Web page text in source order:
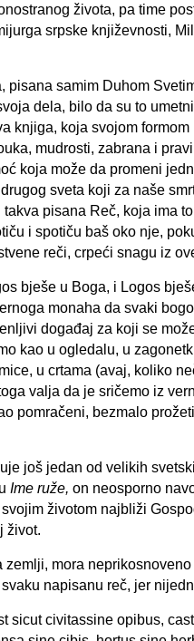
života, pa time
srpske književnosti,
pisana samim Duhom
dela, bilo da su to
knjiga, koja svojom
mudrosti, zabrana i
koja može da promeni
sveta koji za naše
pisana Reč, koja ima
i spotiču baš oko nje,
reči, crpeći snagu iz
bješe u Boga, i Logos
monaha da svaki
događaj za koji se
kao u ogledalu, u
u crtama (avaj, koliko
valja da je sričemo iz
pomračeni, bezmalo
još jedan od velikih
Ime ruže, on neosporno
životom najbliži
život.
zemlji, mora
napisanu reč, jer
sicut civitassine opibus,